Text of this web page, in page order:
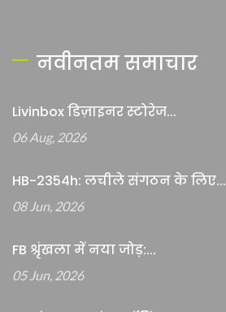
नवीनतम समाचार
Livinbox डिज़ाइनर स्टोरेज...
06 Aug, 2026
HB-2354h: लचीले संगठन के लिए...
08 Jun, 2026
FB श्रृंखला में नया जोड़:...
05 Jun, 2026